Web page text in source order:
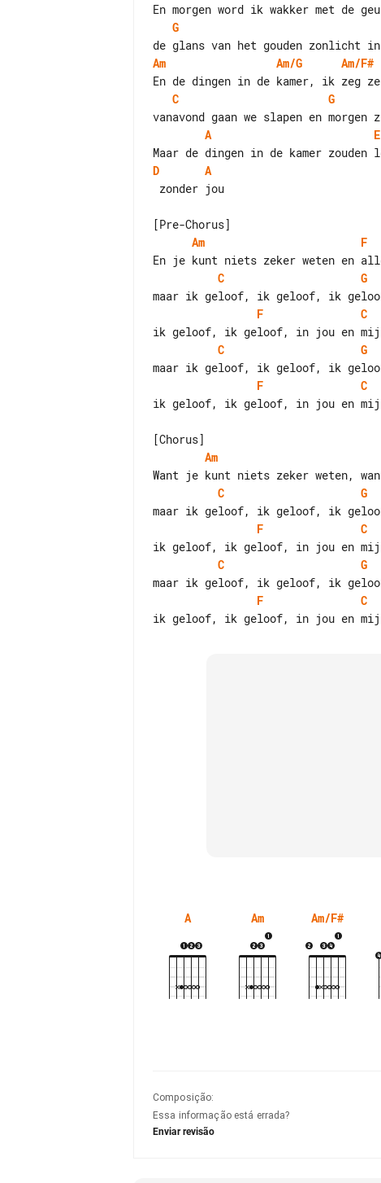
G
Am
Am/G Am/F#
C
G
A
E
D
A
Am
F
C
G
F
C
C
G
F
C
ik geloof, ik geloof, in jou en mij
Am
C
G
F
C
C
G
F
C
A Am Am/F#
Composição:
Essa informação está errada?
Enviar revisão